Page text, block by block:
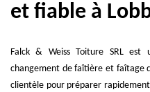
et fiable à
Falck & Weiss Toiture SRL
changement de faîtière et faîtage
clientèle pour préparer